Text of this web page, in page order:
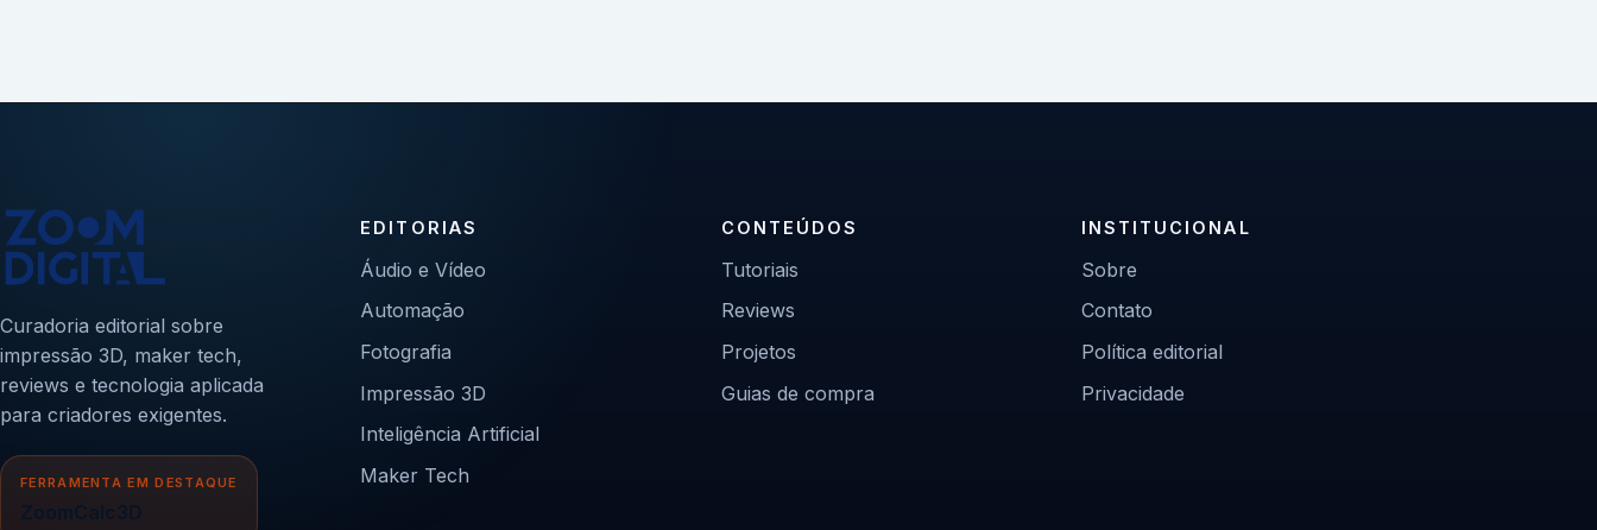
Curadoria editorial sobre
impressão 3D, maker tech,
reviews e tecnologia aplicada
para criadores exigentes.
FERRAMENTA EM DESTAQUE
ZoomCalc3D
EDITORIAS
Áudio e Vídeo
Automação
Fotografia
Impressão 3D
Inteligência Artificial
Maker Tech
CONTEÚDOS
Tutoriais
Reviews
Projetos
Guias de compra
INSTITUCIONAL
Sobre
Contato
Política editorial
Privacidade